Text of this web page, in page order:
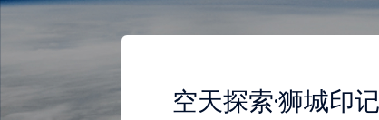
空天探索·狮城印